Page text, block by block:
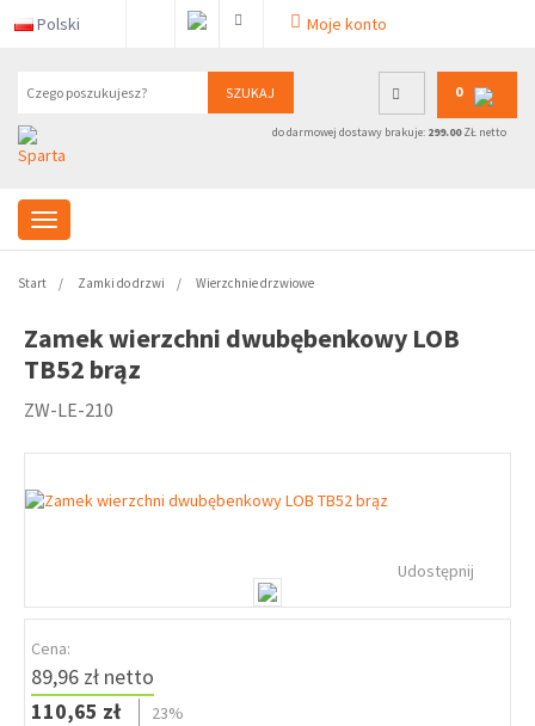
Polski Moje konto
SZUKAJ 0
do darmowej dostawy brakuje: 299.00ZŁ netto
Start Zamki do drzwi Wierzchnie drzwiowe
Zamek wierzchni dwubębenkowy LOB
TB52 brąz
ZW-LE-210
Udostępnij
Cena:
89,96 zł netto
110,65 zł
23%